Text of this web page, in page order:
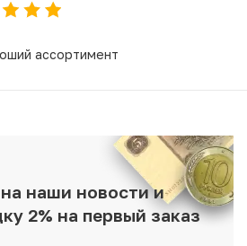
ассортимент
наши новости и
2% на первый заказ